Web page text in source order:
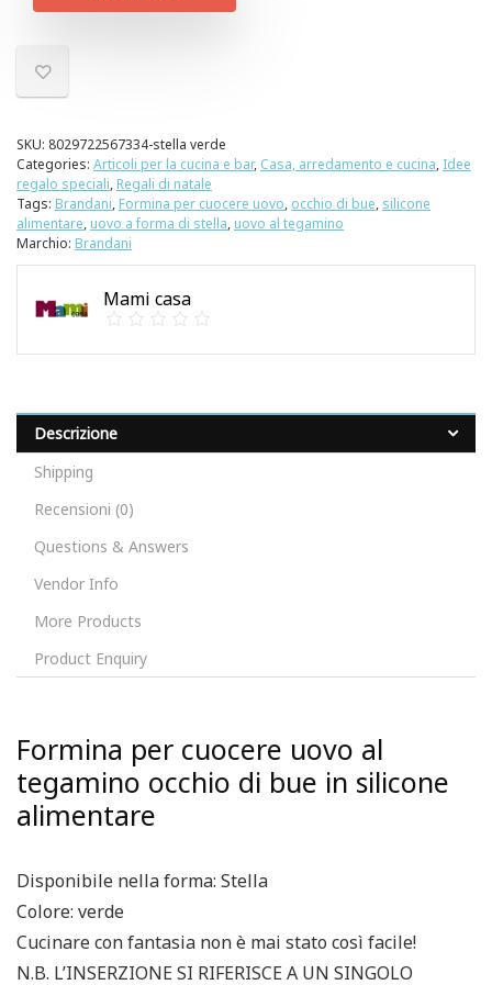
SKU: 8029722567334-stella verde
Categories: Articoli per la cucina e bar, Casa, arredamento e cucina, Idee
regalo speciali, Regali di natale
Tags: Brandani, Formina per cuocere uovo, occhio di bue, silicone
alimentare, uovo a forma di stella, uovo al tegamino
Marchio: Brandani
Mami casa
Descrizione
Shipping
Recensioni (0)
Questions & Answers
Vendor Info
More Products
Product Enquiry
Formina per cuocere uovo al
tegamino occhio di bue in silicone
alimentare
Disponibile nella forma: Stella
Colore: verde
Cucinare con fantasia non è mai stato così facile!
N.B. L’INSERZIONE SI RIFERISCE A UN SINGOLO